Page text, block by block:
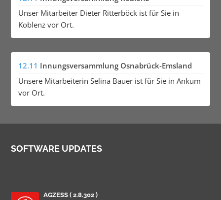
Unser Mitarbeiter Dieter Ritterböck ist für Sie in
Koblenz vor Ort.
12.11 Innungsversammlung Osnabrück-Emsland
Unsere Mitarbeiterin Selina Bauer ist für Sie in Ankum
vor Ort.
SOFTWARE UPDATES
AGZESS ( 2.8.302 )